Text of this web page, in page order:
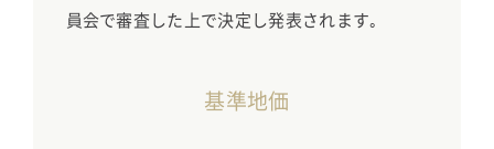
員会で審査した上で決定し発表されます｡
基準地価